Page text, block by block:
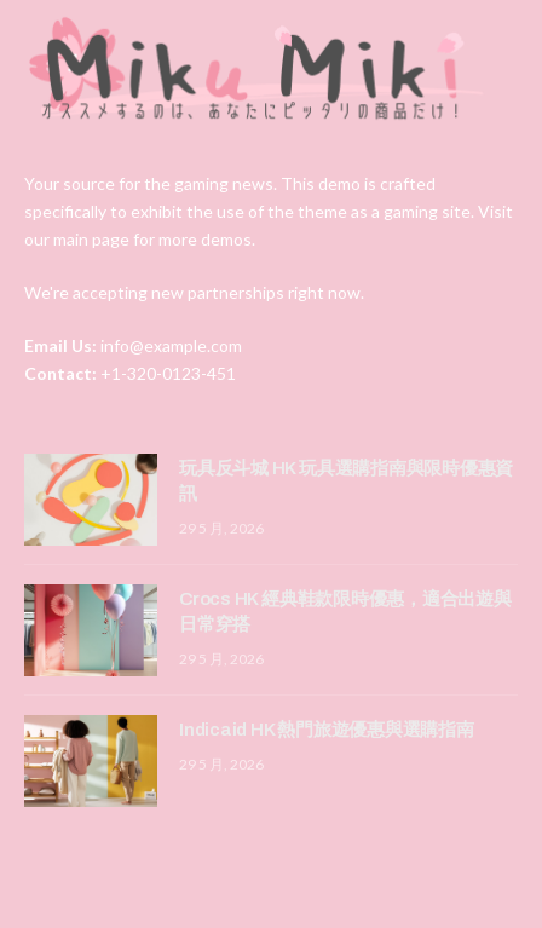
Your source for the gaming news. This demo is crafted
specifically to exhibit the use of the theme as a gaming site. Visit
our main page for more demos.
We're accepting new partnerships right now.
Email Us: info@example.com
Contact: +1-320-0123-451
玩具反斗城 HK 玩具選購指南與限時優惠資
訊
29 5 月, 2026
Crocs HK 經典鞋款限時優惠，適合出遊與
日常穿搭
29 5 月, 2026
Indicaid HK 熱門旅遊優惠與選購指南
29 5 月, 2026